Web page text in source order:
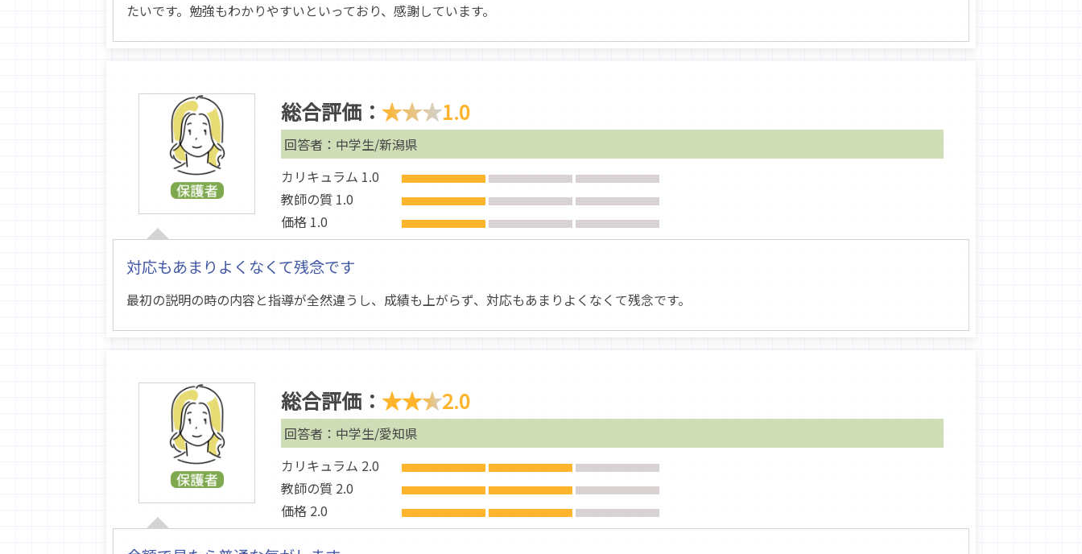
たいです。勉強もわかりやすいといっており、感謝しています。
総合評価： ★★★1.0
回答者：中学生/新潟県
カリキュラム 1.0
教師の質 1.0
価格 1.0
対応もあまりよくなくて残念です
最初の説明の時の内容と指導が全然違うし、成績も上がらず、対応もあまりよくなくて残念です。
総合評価： ★★★2.0
回答者：中学生/愛知県
カリキュラム 2.0
教師の質 2.0
価格 2.0